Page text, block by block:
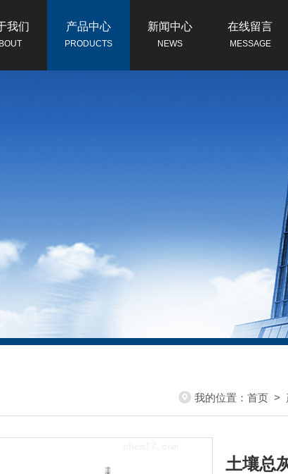
我们 产品中心
PRODUCTS
新闻中心
NEWS
在线留言
MESSAGE
我的位置： 首页 >
土壤总